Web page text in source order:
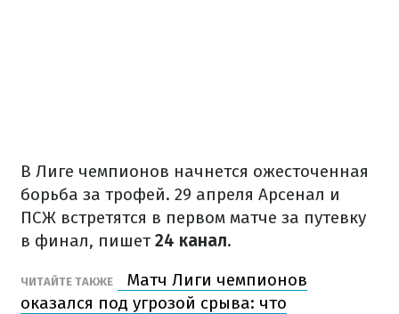
В Лиге чемпионов начнется ожесточенная
борьба за трофей. 29 апреля Арсенал и
ПСЖ встретятся в первом матче за путевку
в финал, пишет24 канал.
ЧИТАЙТЕ ТАКЖЕ
Матч Лиги чемпионов
оказался под угрозой срыва: что